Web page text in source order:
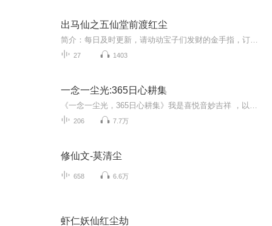
出马仙之五仙堂前渡红尘
27 1403
一念一尘光:365日心耕集
206 7.7万
修仙文-莫清尘
658 6.6万
虾仁妖仙红尘劫